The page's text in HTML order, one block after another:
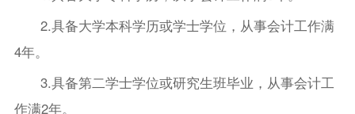
2.具备大学本科学历或学士学位，从事会计工作满
4年。
3.具备第二学士学位或研究生班毕业，从事会计工
作满2年。